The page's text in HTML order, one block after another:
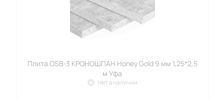
Плита OSB-3 КРОНОШПАН Honey Gold 9 мм 1,25*2,5
м Уфа
Нет в наличии